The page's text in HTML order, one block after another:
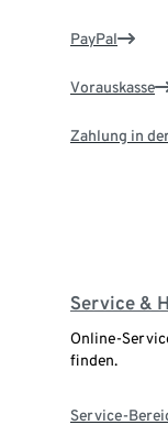
PayPal
Vorauskasse
Zahlung in
Service &
Online-
finden.
Service-